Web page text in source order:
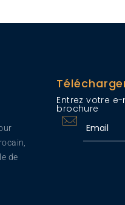
de
Entrez votre
brochure